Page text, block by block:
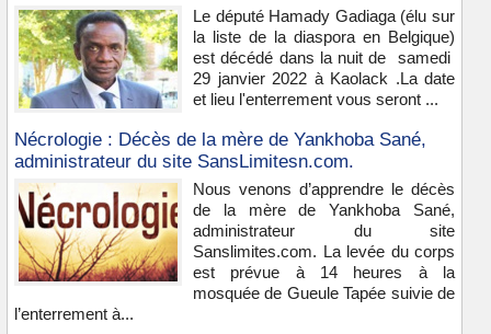
Le député Hamady Gadiaga (élu sur
la liste de la diaspora en Belgique)
est décédé dans la nuit de samedi
29 janvier 2022 à Kaolack .La date
et lieu l'enterrement vous seront ...
Nécrologie : Décès de la mère de Yankhoba Sané,
administrateur du site SansLimitesn.com.
Nous venons d’apprendre le décès
de la mère de Yankhoba Sané,
administrateur du site
Sanslimites.com. La levée du corps
est prévue à 14 heures à la
mosquée de Gueule Tapée suivie de
l’enterrement à...